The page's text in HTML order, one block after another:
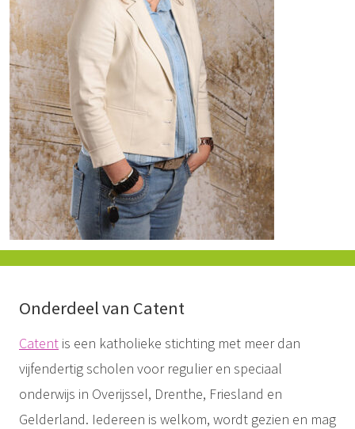
Onderdeel van Catent
Catent is een katholieke stichting met meer dan
vijfendertig scholen voor regulier en speciaal
onderwijs in Overijssel, Drenthe, Friesland en
Gelderland. Iedereen is welkom, wordt gezien en mag